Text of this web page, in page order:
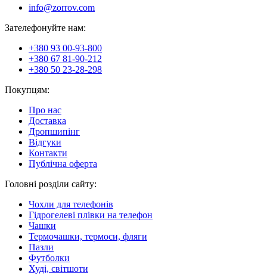
info@zorrov.com
Зателефонуйте нам:
+380 93 00-93-800
+380 67 81-90-212
+380 50 23-28-298
Покупцям:
Про нас
Доставка
Дропшипінг
Відгуки
Контакти
Публічна оферта
Головні розділи сайту:
Чохли для телефонів
Гідрогелеві плівки на телефон
Чашки
Термочашки, термоси, фляги
Пазли
Футболки
Худі, світшоти